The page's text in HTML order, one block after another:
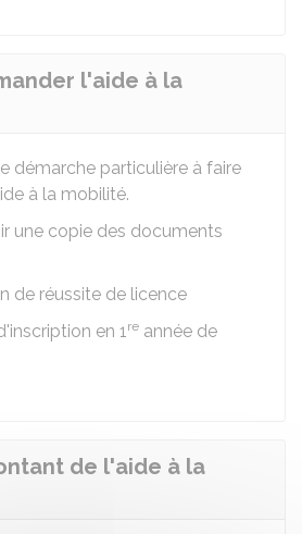
l'aide à la
démarche particulière à faire
à la mobilité.
une copie des documents
de réussite de licence
en 1re année de
de l'aide à la